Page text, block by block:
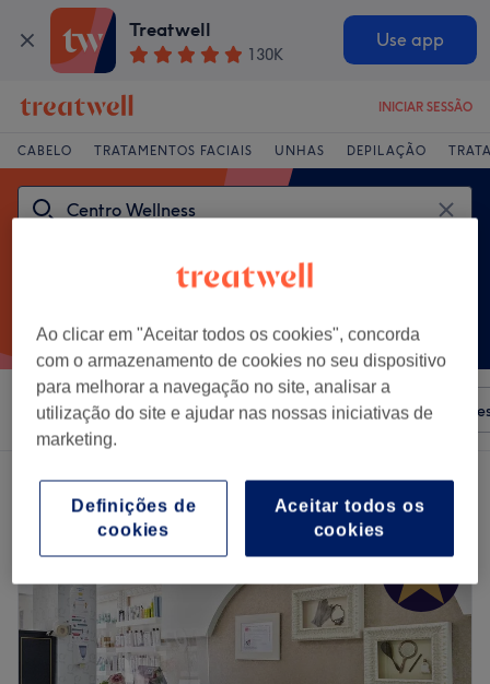
Treatwell
130K
Use app
INICIAR SESSÃO
CABELO TRATAMENTOS FACIAIS UNHAS DEPILAÇÃO
Ordenar por Qualquer preço Salões Ofertas
Um centro que oferece:
centro wellness em Castelo Branco, Distrito de Castelo Branco
Ao clicar em "Aceitar todos os cookies", concorda
com o armazenamento de cookies no seu dispositivo
para melhorar a navegação no site, analisar a
utilização do site e ajudar nas nossas iniciativas de
marketing.
Aceitar todos os
cookies
Definições de
cookies